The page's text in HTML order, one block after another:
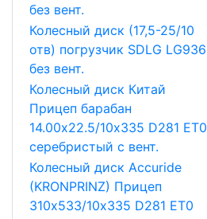
без вент.
Колесный диск (17,5-25/10
отв) погрузчик SDLG LG936
без вент.
Колесный диск Китай
Прицеп барабан
14.00х22.5/10х335 D281 ET0
серебристый с вент.
Колесный диск Accuride
(KRONPRINZ) Прицеп
310х533/10х335 D281 ET0